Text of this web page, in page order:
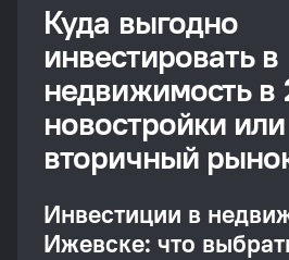
Куда выгодно
инвестировать в
недвижимость в
новостройки или
вторичный
Инвестиции в
Ижевске: что